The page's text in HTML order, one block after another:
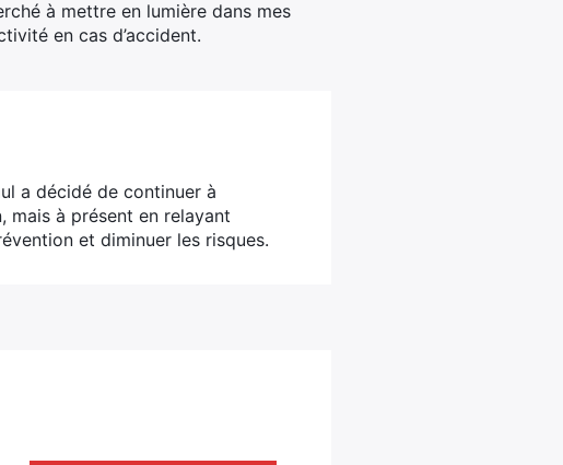
à mettre en lumière dans mes
en cas d’accident.
a décidé de continuer à
mais à présent en relayant
et diminuer les risques.